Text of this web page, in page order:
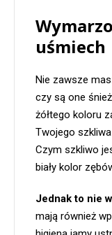
uśmiech
Nie zawsze
czy są one
żółtego koloru
Twojego
Czym szkliwo
biały kolor
Jednak to nie
mają również